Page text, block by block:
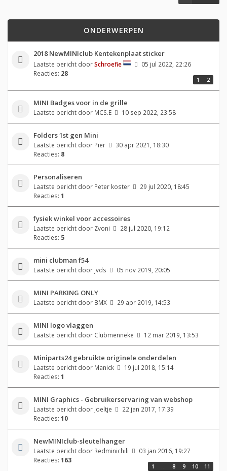
ONDERWERPEN
2018 NewMINIclub Kentekenplaat sticker
Laatste bericht doorSchroefie
05 jul 2022, 22:26
Reacties: 28
1 2
MINI Badges voor in de grille
Laatste bericht door MCS.E 10 sep 2022, 23:58
Folders 1st gen Mini
Laatste bericht door Pier
30 apr 2021, 18:30
Reacties: 8
Personaliseren
Laatste bericht door Peter koster
29 jul 2020, 18:45
Reacties: 1
fysiek winkel voor accessoires
Laatste bericht door Zvoni
28 jul 2020, 19:12
Reacties: 5
mini clubman f54
Laatste bericht door jvds 05 nov 2019, 20:05
MINI PARKING ONLY
Laatste bericht door BMX 29 apr 2019, 14:53
MINI logo vlaggen
Laatste bericht door Clubmenneke 12 mar 2019, 13:53
Miniparts24 gebruikte originele onderdelen
Laatste bericht door Manick
19 jul 2018, 15:14
Reacties: 1
MINI Graphics - Gebruikerservaring van webshop
Laatste bericht door joeltje
22 jan 2017, 17:39
Reacties: 10
NewMINIclub-sleutelhanger
Laatste bericht door Redminichili
03 jan 2016, 19:27
Reacties: 163
1 8 9 10 11